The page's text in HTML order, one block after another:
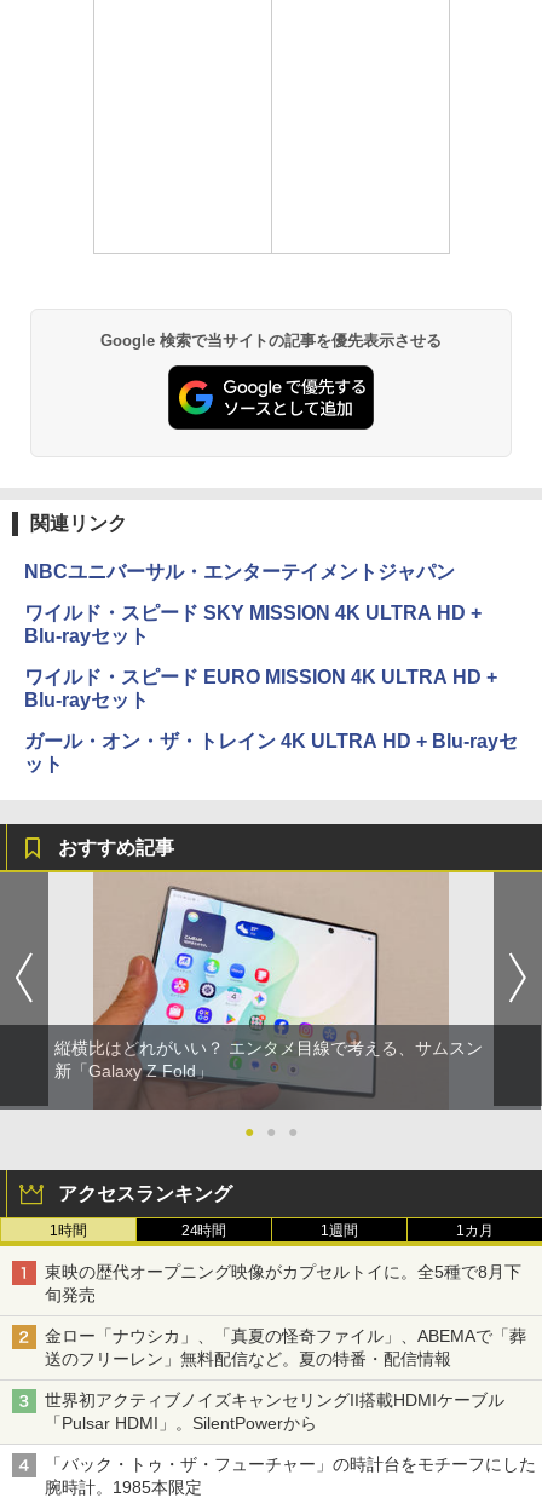
Google 検索で当サイトの記事を優先表示させる
関連リンク
NBCユニバーサル・エンターテイメントジャパン
ワイルド・スピード SKY MISSION 4K ULTRA HD +
Blu-rayセット
ワイルド・スピード EURO MISSION 4K ULTRA HD +
Blu-rayセット
ガール・オン・ザ・トレイン 4K ULTRA HD + Blu-rayセ
ット
おすすめ記事
縦横比はどれがいい？ エンタメ目線で考える、サムスン
新「Galaxy Z Fold」
● ● ●
アクセスランキング
1時間 24時間 1週間 1カ月
東映の歴代オープニング映像がカプセルトイに。全5種で8月下
旬発売
金ロー「ナウシカ」、「真夏の怪奇ファイル」、ABEMAで「葬
送のフリーレン」無料配信など。夏の特番・配信情報
世界初アクティブノイズキャンセリングII搭載HDMIケーブル
「Pulsar HDMI」。SilentPowerから
「バック・トゥ・ザ・フューチャー」の時計台をモチーフにした
腕時計。1985本限定